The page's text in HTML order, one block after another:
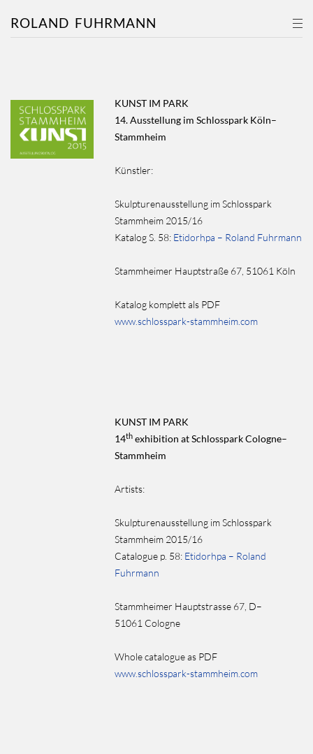
ROLAND FUHRMANN
KUNST IM PARK
14. Ausstellung im Schlosspark Köln–
Stammheim
Künstler:
Skulpturenausstellung im Schlosspark
Stammheim 2015/16
Katalog S. 58: Etidorhpa – Roland Fuhrmann
Stammheimer Hauptstraße 67, 51061 Köln
Katalog komplett als PDF
www.schlosspark-stammheim.com
KUNST IM PARK
14th exhibition at Schlosspark Cologne–
Stammheim
Artists:
Skulpturenausstellung im Schlosspark
Stammheim 2015/16
Catalogue p. 58: Etidorhpa – Roland
Fuhrmann
Stammheimer Hauptstrasse 67, D–
51061 Cologne
Whole catalogue as PDF
www.schlosspark-stammheim.com